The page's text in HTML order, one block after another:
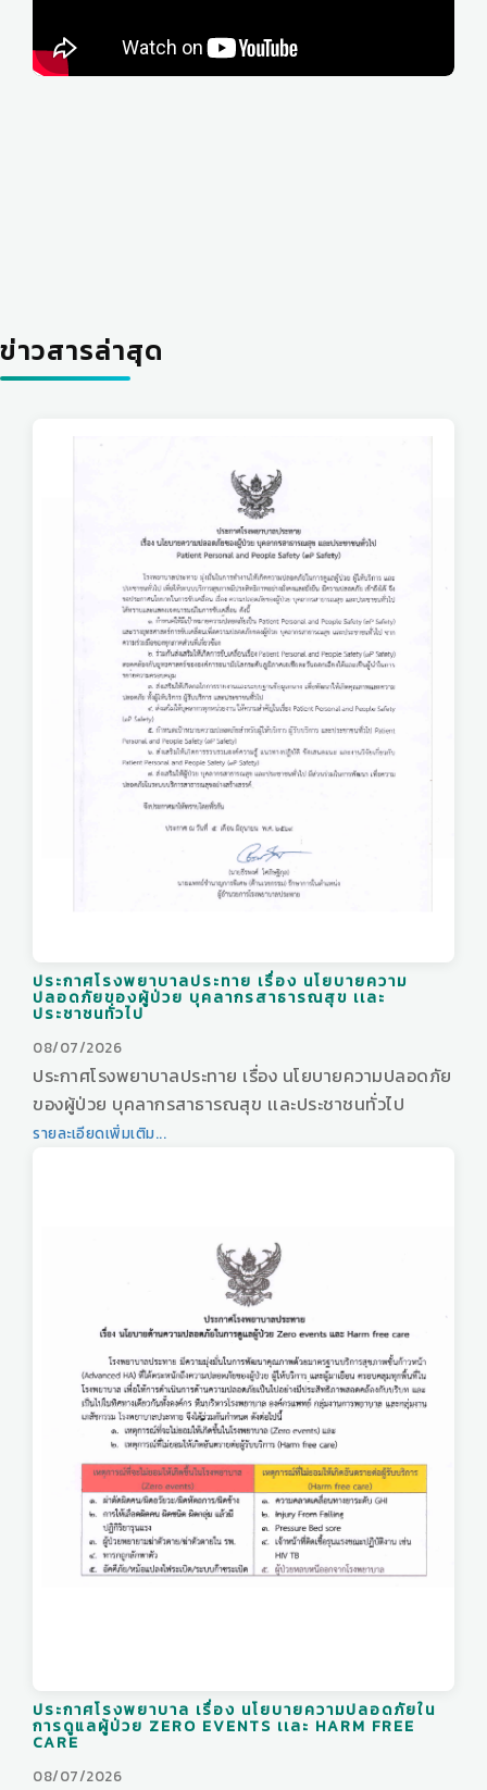
ข่าวสารล่าสุด
ประกาศโรงพยาบาลประทาย เรื่อง นโยบายความ
ปลอดภัยของผู้ป่วย บุคลากรสาธารณสุข เเละ
ประชาชนทั่วไป
08/07/2026
ประกาศโรงพยาบาลประทาย เรื่อง นโยบายความปลอดภัย
ของผู้ป่วย บุคลากรสาธารณสุข เเละประชาชนทั่วไป
รายละเอียดเพิ่มเติม...
ประกาศโรงพยาบาล เรื่อง นโยบายความปลอดภัยใน
การดูแลผู้ป่วย ZERO EVENTS เเละ HARM FREE
CARE
08/07/2026